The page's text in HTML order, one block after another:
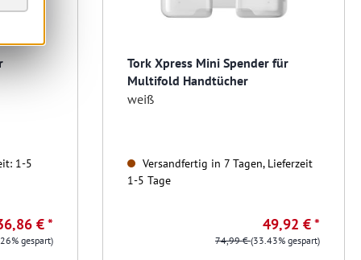
1-5
€ *
gespart)
Tork Xpress Mini Spender für
Multifold Handtücher
weiß
Versandfertig in 7 Tagen, Lieferzeit
1-5 Tage
49,92 € *
74,99 €(33.43% gespart)